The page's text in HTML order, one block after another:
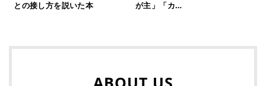
との接し方を説いた本
が主」「カ…